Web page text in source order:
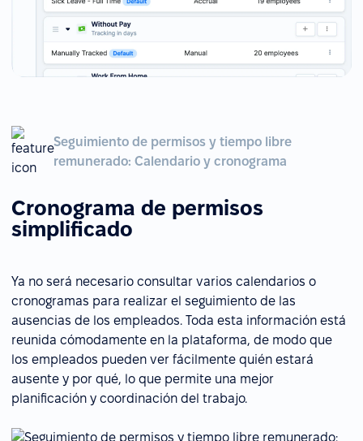
Seguimiento de permisos y tiempo libre
remunerado: Calendario y cronograma
Cronograma de permisos
simplificado
Ya no será necesario consultar varios calendarios o
cronogramas para realizar el seguimiento de las
ausencias de los empleados. Toda esta información está
reunida cómodamente en la plataforma, de modo que
los empleados pueden ver fácilmente quién estará
ausente y por qué, lo que permite una mejor
planificación y coordinación del trabajo.